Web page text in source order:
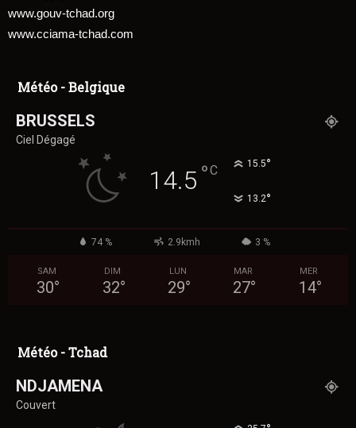
www.gouv-tchad.org
www.cciama-tchad.com
Météo - Belgique
BRUSSELS
Ciel Dégagé
14.5 °C 15.5°
13.2°
74 % 2.9kmh 3 %
SAM
30°
DIM
32°
LUN
29°
MAR
27°
MER
14°
Météo - Tchad
NDJAMENA
Couvert